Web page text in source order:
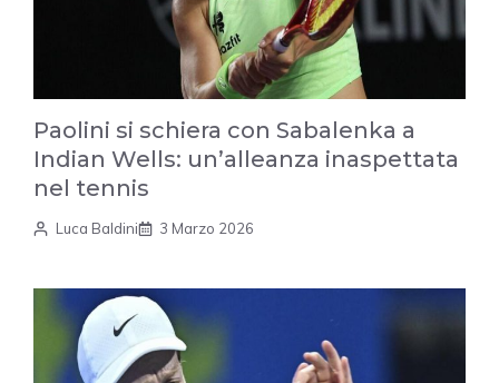
Paolini si schiera con Sabalenka a
Indian Wells: un’alleanza inaspettata
nel tennis
Luca Baldini 3 Marzo 2026